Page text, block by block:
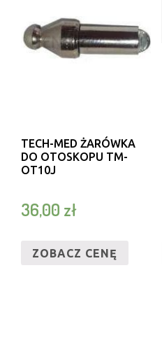
TECH-MED ŻARÓWKA
DO OTOSKOPU TM-
OT10J
36,00 zł
ZOBACZ CENĘ